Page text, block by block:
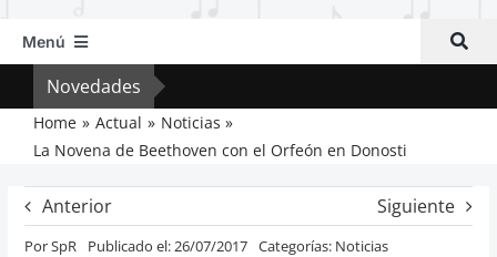
Menú
Inicio
Actual
Artículos
Crítica
Previos de ópera
Novedades
Home Actual
Noticias
La Novena de Beethoven con el Orfeón en Donosti
Anterior Siguiente
PorSpR Publicado el: 26/07/2017 Categorías: Noticias